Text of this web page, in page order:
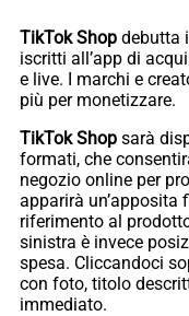
TikTok Shop debutta
iscritti all’app di
e live. I marchi e
più per monetizzare.
TikTok Shop sarà
formati, che
negozio online per
apparirà
riferimento al
sinistra è invece
spesa. Cliccandoci
con foto, titolo
immediato.